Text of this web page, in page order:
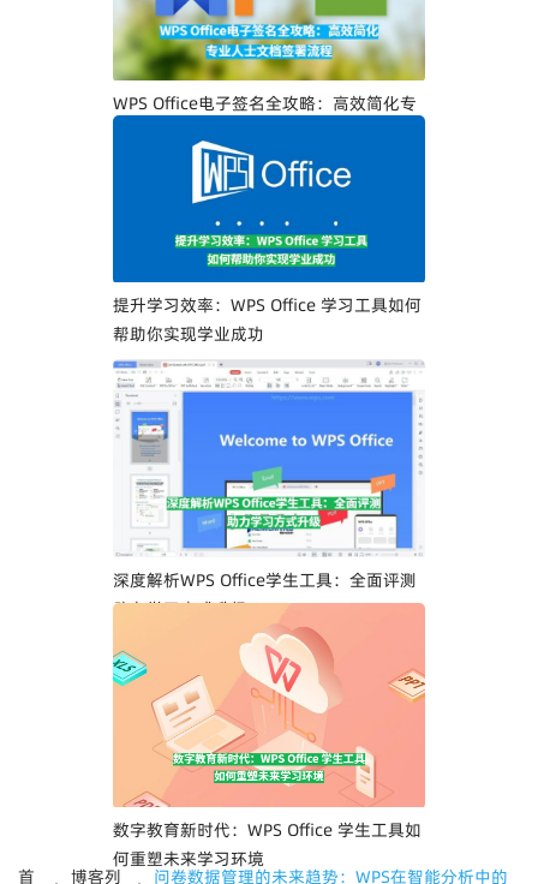
WPS Office电子签名全攻略：高效简化专
提升学习效率：WPS Office 学习工具如何
帮助你实现学业成功
深度解析WPS Office学生工具：全面评测
助力学习方式升级
数字教育新时代：WPS Office 学生工具如
何重塑未来学习环境
首 博客列 问卷数据管理的未来趋势：WPS在智能分析中的